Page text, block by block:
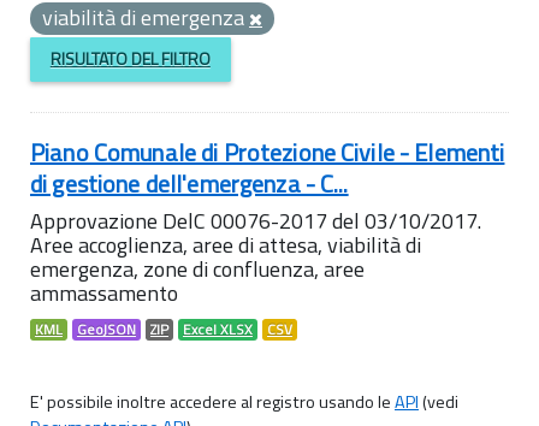
viabilità di emergenza
RISULTATO DEL FILTRO
Piano Comunale di Protezione Civile - Elementi
di gestione dell'emergenza - C...
Approvazione DelC 00076-2017 del 03/10/2017.
Aree accoglienza, aree di attesa, viabilità di
emergenza, zone di confluenza, aree
ammassamento
KML GeoJSON ZIP Excel XLSX CSV
E' possibile inoltre accedere al registro usando leAPI(vedi